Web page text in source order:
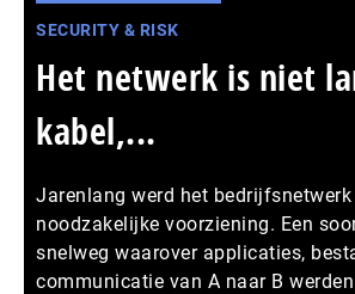
SECURITY & RISK
Het netwerk is niet
kabel,...
Jarenlang werd het bedrijfsnetwerk
noodzakelijke voorziening. Een
snelweg waarover applicaties,
communicatie van A naar B